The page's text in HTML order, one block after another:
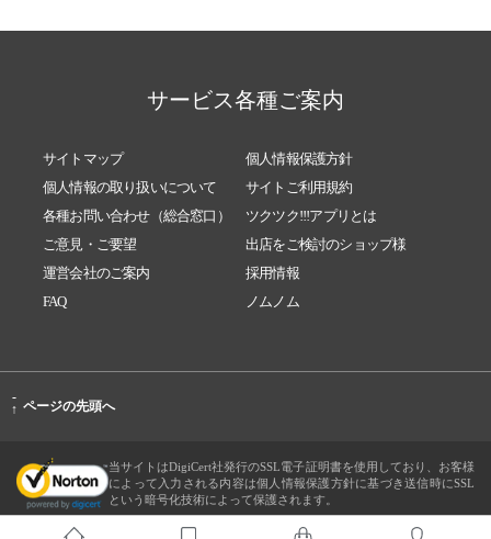
サービス各種ご案内
サイトマップ
個人情報保護方針
個人情報の取り扱いについて
サイトご利用規約
各種お問い合わせ（総合窓口）
ツクツク!!!アプリとは
ご意見・ご要望
出店をご検討のショップ様
運営会社のご案内
採用情報
FAQ
ノムノム
-
↑ ページの先頭へ
当サイトはDigiCert社発行のSSL電子証明書を使用しており、お客様
によって入力される内容は個人情報保護方針に基づき送信時にSSL
という暗号化技術によって保護されます。